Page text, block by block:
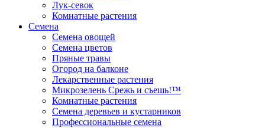
Лук-севок
Комнатные растения
Семена
Семена овощей
Семена цветов
Пряные травы
Огород на балконе
Лекарственные растения
Микрозелень Срежь и съешь!™
Комнатные растения
Семена деревьев и кустарников
Профессиональные семена